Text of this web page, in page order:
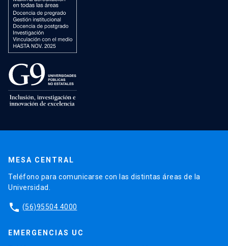
MESA CENTRAL
Teléfono para comunicarse con las distintas áreas de la
Universidad.
phone (56)95504 4000
EMERGENCIAS UC